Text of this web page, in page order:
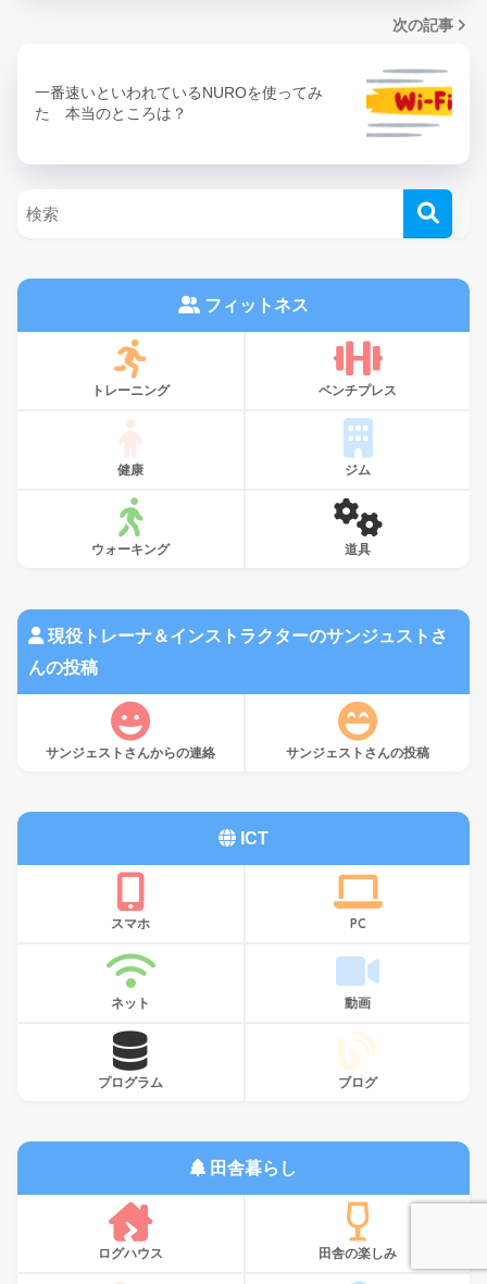
次の記事
一番速いといわれているNUROを使ってみ
た 本当のところは？
フィットネス
トレーニング ベンチプレス
健康 ジム
ウォーキング 道具
現役トレーナ＆インストラクターのサンジュストさ
んの投稿
サンジェストさんからの連絡 サンジェストさんの投稿
ICT
スマホ PC
ネット 動画
プログラム ブログ
田舎暮らし
ログハウス 田舎の楽しみ